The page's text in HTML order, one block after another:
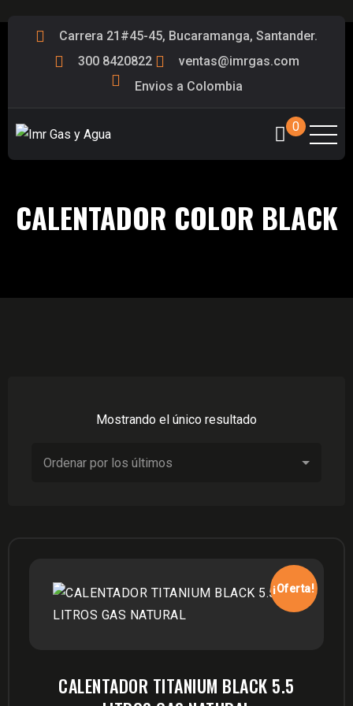
Carrera 21#45-45, Bucaramanga, Santander.
300 8420822
ventas@imrgas.com
Envios a Colombia
0
CALENTADOR COLOR BLACK
Mostrando el único resultado
¡Oferta!
CALENTADOR TITANIUM BLACK 5.5